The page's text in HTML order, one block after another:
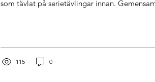
som tävlat på serietävlingar innan.
gemensamt. Program Medicinkontroll 09.00-
Mat Frukost...
115 0